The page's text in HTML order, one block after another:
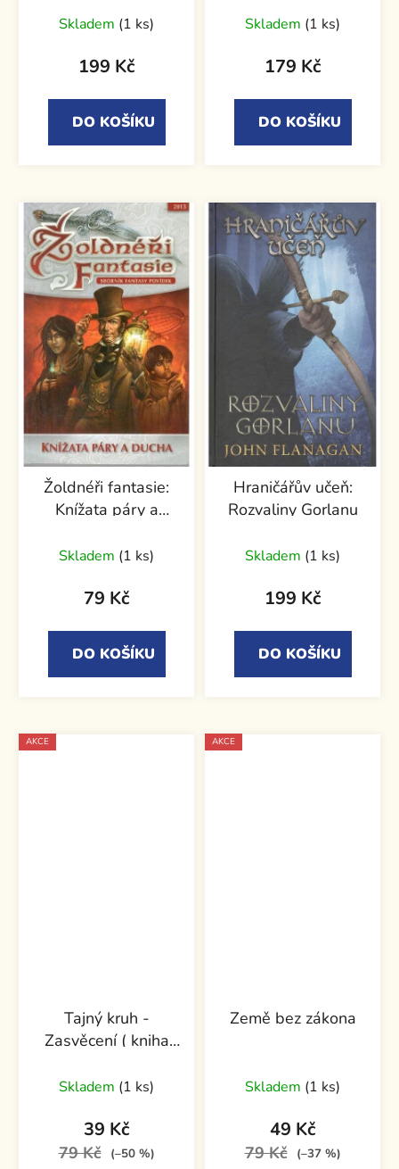
Skladem (1 ks)
199 Kč
DO KOŠÍKU
Skladem (1 ks)
179 Kč
DO KOŠÍKU
Žoldnéři fantasie:
Knížata páry a
Skladem (1 ks)
79 Kč
DO KOŠÍKU
Hraničářův učeň:
Rozvaliny Gorlanu
Skladem (1 ks)
199 Kč
DO KOŠÍKU
AKCE
Tajný kruh -
Zasvěcení ( kniha
Skladem (1 ks)
39 Kč
79 Kč (–50 %)
AKCE
Země bez zákona
Skladem (1 ks)
49 Kč
79 Kč (–37 %)